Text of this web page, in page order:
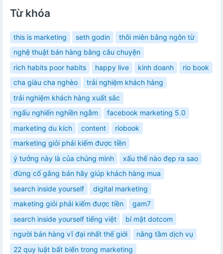
Từ khóa
this is marketing seth godin
thôi miên bằng ngôn từ
nghệ thuật bán hàng bằng câu chuyện
rich habits poor habits
happy live kinh doanh
rio book
cha giàu cha nghèo
trải nghiệm khách hàng
trải nghiệm khách hàng xuất sắc
ngấu nghiến nghiền ngẫm
facebook marketing 5.0
marketing du kích
content
riobook
marketing giỏi phải kiếm được tiền
ý tưởng này là của chúng mình
xấu thế nào đẹp ra sao
đừng cố gắng bán hãy giúp khách hàng mua
search inside yourself
digital marketing
maketing giỏi phải kiếm được tiền
gam7
search inside yourself tiếng việt
bí mật dotcom
người bán hàng vĩ đại nhất thế giới
nâng tầm dịch vụ
22 quy luật bất biến trong marketing